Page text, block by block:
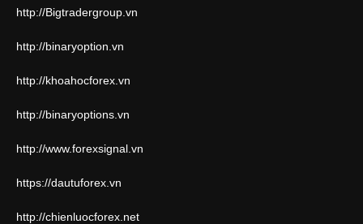
http://Bigtradergroup.vn
http://binaryoption.vn
http://khoahocforex.vn
http://binaryoptions.vn
http://www.forexsignal.vn
https://dautuforex.vn
http://chienluocforex.net